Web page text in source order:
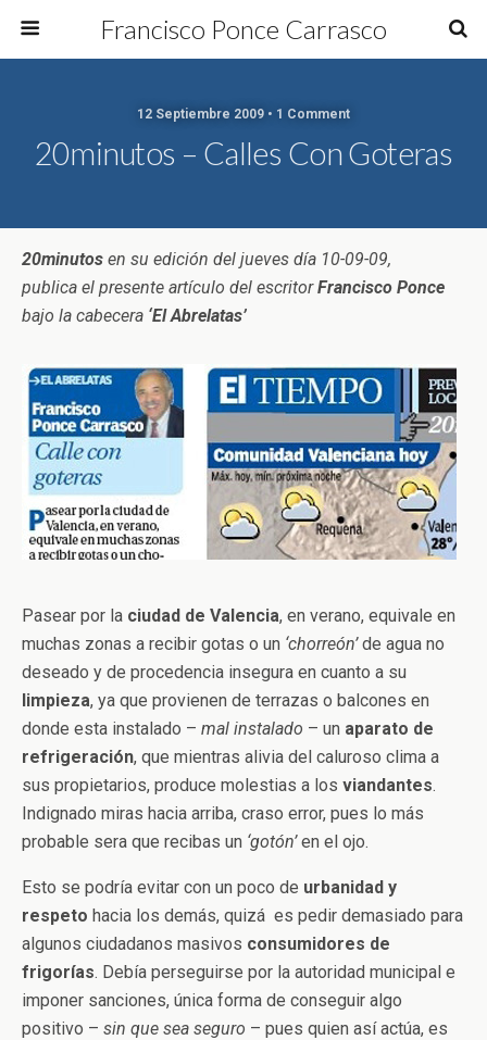
Francisco Ponce Carrasco
12 Septiembre 2009 • 1 Comment
20minutos – Calles Con Goteras
20minutos en su edición del jueves día 10-09-09,
publica el presente artículo del escritorFrancisco Ponce
bajo la cabecera ‘El Abrelatas’
Pasear por la ciudad de Valencia, en verano, equivale en
muchas zonas a recibir gotas o un ‘chorreón’de agua no
deseado y de procedencia insegura en cuanto a su
limpieza, ya que provienen de terrazas o balcones en
donde esta instalado – mal instalado – un aparato de
refrigeración, que mientras alivia del caluroso clima a
sus propietarios, produce molestias a los viandantes.
Indignado miras hacia arriba, craso error, pues lo más
probable sera que recibas un ‘gotón’en el ojo.
Esto se podría evitar con un poco de urbanidad y
respeto hacia los demás, quizá es pedir demasiado para
algunos ciudadanos masivos consumidores de
frigorías. Debía perseguirse por la autoridad municipal e
imponer sanciones, única forma de conseguir algo
positivo – sin que sea seguro – pues quien así actúa, es